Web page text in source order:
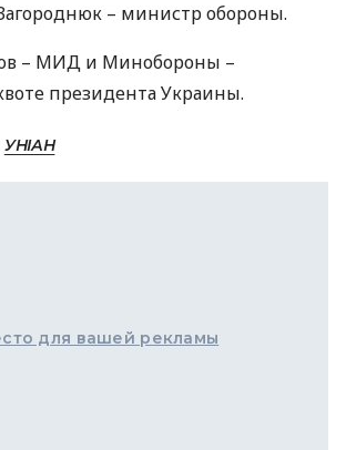
– министр обороны.
– МИД и Минобороны –
президента Украины.
УНІАН
для вашей рекламы